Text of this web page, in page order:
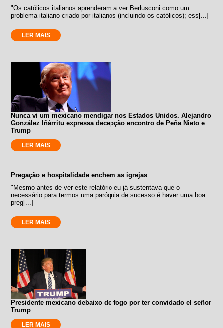
"Os católicos italianos aprenderam a ver Berlusconi como um
problema italiano criado por italianos (incluindo os católicos); ess[...]
LER MAIS
Nunca vi um mexicano mendigar nos Estados Unidos. Alejandro
González Iñárritu expressa decepção encontro de Peña Nieto e
Trump
LER MAIS
Pregação e hospitalidade enchem as igrejas
"Mesmo antes de ver este relatório eu já sustentava que o
necessário para termos uma paróquia de sucesso é haver uma boa
preg[...]
LER MAIS
Presidente mexicano debaixo de fogo por ter convidado el señor
Trump
LER MAIS